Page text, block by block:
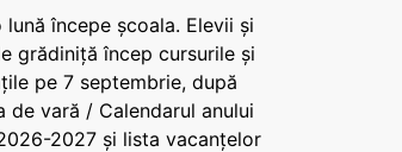
lună începe școala. Elevii și
grădiniță încep cursurile și
pe 7 septembrie, după
de vară / Calendarul anului
2027 și lista vacanțelor